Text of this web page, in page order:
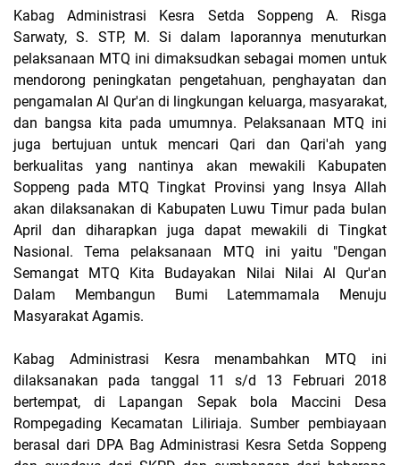
Kabag Administrasi Kesra Setda Soppeng A. Risga
Sarwaty, S. STP, M. Si dalam laporannya menuturkan
pelaksanaan MTQ ini dimaksudkan sebagai momen untuk
mendorong peningkatan pengetahuan, penghayatan dan
pengamalan Al Qur'an di lingkungan keluarga, masyarakat,
dan bangsa kita pada umumnya. Pelaksanaan MTQ ini
juga bertujuan untuk mencari Qari dan Qari'ah yang
berkualitas yang nantinya akan mewakili Kabupaten
Soppeng pada MTQ Tingkat Provinsi yang Insya Allah
akan dilaksanakan di Kabupaten Luwu Timur pada bulan
April dan diharapkan juga dapat mewakili di Tingkat
Nasional. Tema pelaksanaan MTQ ini yaitu "Dengan
Semangat MTQ Kita Budayakan Nilai Nilai Al Qur'an
Dalam Membangun Bumi Latemmamala Menuju
Masyarakat Agamis.
Kabag Administrasi Kesra menambahkan MTQ ini
dilaksanakan pada tanggal 11 s/d 13 Februari 2018
bertempat, di Lapangan Sepak bola Maccini Desa
Rompegading Kecamatan Liliriaja. Sumber pembiayaan
berasal dari DPA Bag Administrasi Kesra Setda Soppeng